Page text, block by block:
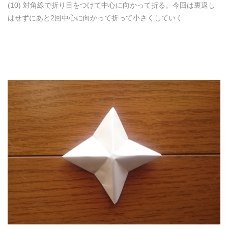
(10) 対角線で折り目をつけて中心に向かって折る。今回は裏返し
はせずにあと2回中心に向かって折って小さくしていく